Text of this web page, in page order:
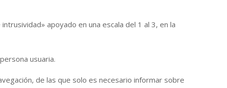
apoyado en una escala del 1 al 3, en la
usuaria.
de las que solo es necesario informar sobre